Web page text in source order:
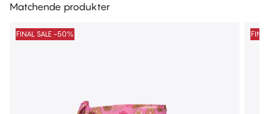
Matchende produkter
FINAL SALE -50%